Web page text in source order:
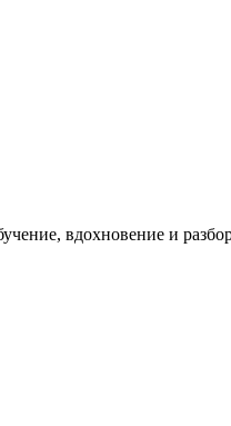
вдохновение и